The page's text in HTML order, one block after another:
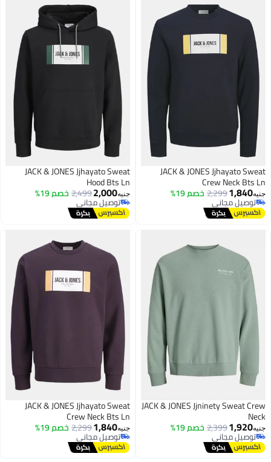
JACK & JONES Jjhayato
Crew Neck Bts
1,840
2,299خصم 19%
توصيل مجاني
توصيل مجاني
JACK & JONES Jjhayato Sweat
Hood Bts Ln
جنيه2,000
2,499خصم 19%
توصيل مجاني
توصيل مجاني
JACK & JONES Jjninety Sweat
1,920
2,399خصم 19%
توصيل مجاني
توصيل مجاني
JACK & JONES Jjhayato Sweat
Crew Neck Bts Ln
جنيه1,840
2,299خصم 19%
توصيل مجاني
توصيل مجاني